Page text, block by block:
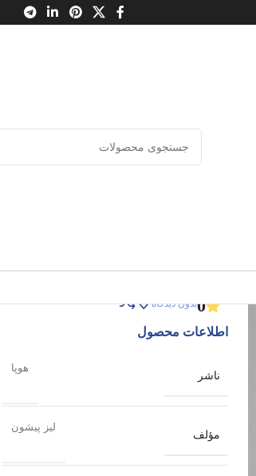
0بدون دیدگاه
اطلاعات محصول
ناشر
هوپا
مؤلف
لیز پیشون